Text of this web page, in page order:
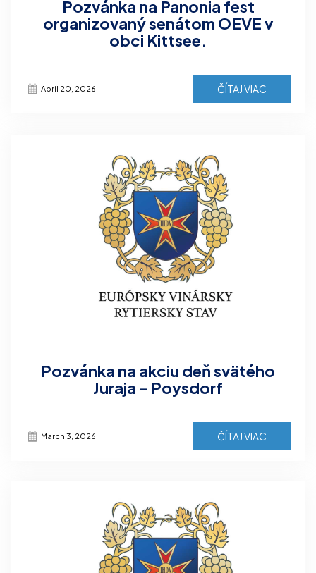
Pozvánka na Panonia fest
organizovaný senátom OEVE v
obci Kittsee.
April 20, 2026 ČÍTAJ VIAC
Pozvánka na akciu deň svätého
Juraja - Poysdorf
March 3, 2026 ČÍTAJ VIAC